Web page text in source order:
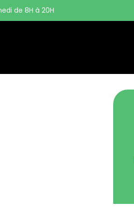
de 8H à 20H